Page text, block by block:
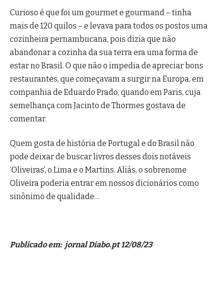
Curioso é que foi um gourmet e gourmand – tinha
mais de 120 quilos – e levava para todos os postos uma
cozinheira pernambucana, pois dizia que não
abandonar a cozinha da sua terra era uma forma de
estar no Brasil. O que não o impedia de apreciar bons
restaurantes, que começavam a surgir na Europa, em
companhia de Eduardo Prado, quando em Paris, cuja
semelhança com Jacinto de Thormes gostava de
comentar.
Quem gosta de história de Portugal e do Brasil não
pode deixar de buscar livros desses dois notáveis
‘Oliveiras’, o Lima e o Martins. Aliás, o sobrenome
Oliveira poderia entrar em nossos dicionários como
sinônimo de qualidade…
Publicado em: jornal Diabo.pt 12/08/23